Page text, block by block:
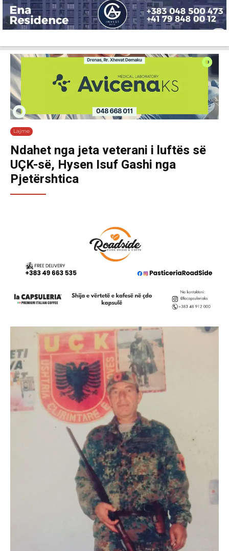
Lajme
Ndahet nga jeta veterani i luftës së
UÇK-së, Hysen Isuf Gashi nga
Pjetërshtica